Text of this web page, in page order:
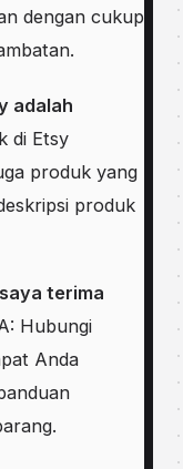
dengan cukup
adalah
di Etsy
produk yang
produk
terima
Hubungi
Anda